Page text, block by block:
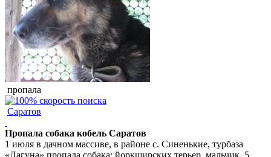
пропала
Саратов
Пропала собака кобель Саратов
1 июля в дачном массиве, в районе с. Синенькие, турбаза
«Лагуна» пропала собака: йоркширских терьер, мальчик, 5